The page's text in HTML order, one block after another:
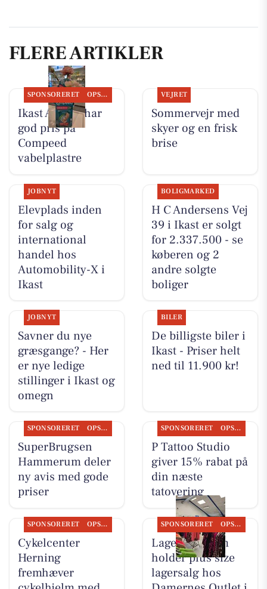
FLERE ARTIKLER
SPONSORERET OPSLAGSTAVLEN
Ikast Apotek har
god pris på
Compeed
vabelplastre
VEJRET
Sommervejr med
skyer og en frisk
brise
JOBNYT
Elevplads inden
for salg og
international
handel hos
Automobility-X i
Ikast
BOLIGMARKED
H C Andersens Vej
39 i Ikast er solgt
for 2.337.500 - se
køberen og 2
andre solgte
boliger
JOBNYT
Savner du nye
græsgange? - Her
er nye ledige
stillinger i Ikast og
omegn
BILER
De billigste biler i
Ikast - Priser helt
ned til 11.900 kr!
SPONSORERET OPSLAGSTAVLEN
SuperBrugsen
Hammerum deler
ny avis med gode
priser
SPONSORERET OPSLAGSTAVLEN
P Tattoo Studio
giver 15% rabat på
din næste
tatovering
SPONSORERET OPSLAGSTAVLEN
Cykelcenter
Herning
fremhæver
SPONSORERET OPSLAGSTAVLEN
Lagersalg.com
holder plus size
lagersalg hos